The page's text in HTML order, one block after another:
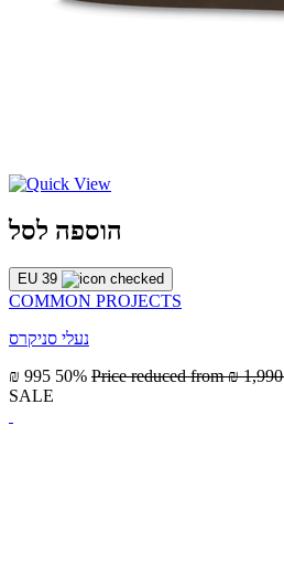
הוספה לסל
EU 39
COMMON PROJECTS
נעלי סניקרס
₪ 995 50% Price reduced from₪ 1,990
SALE